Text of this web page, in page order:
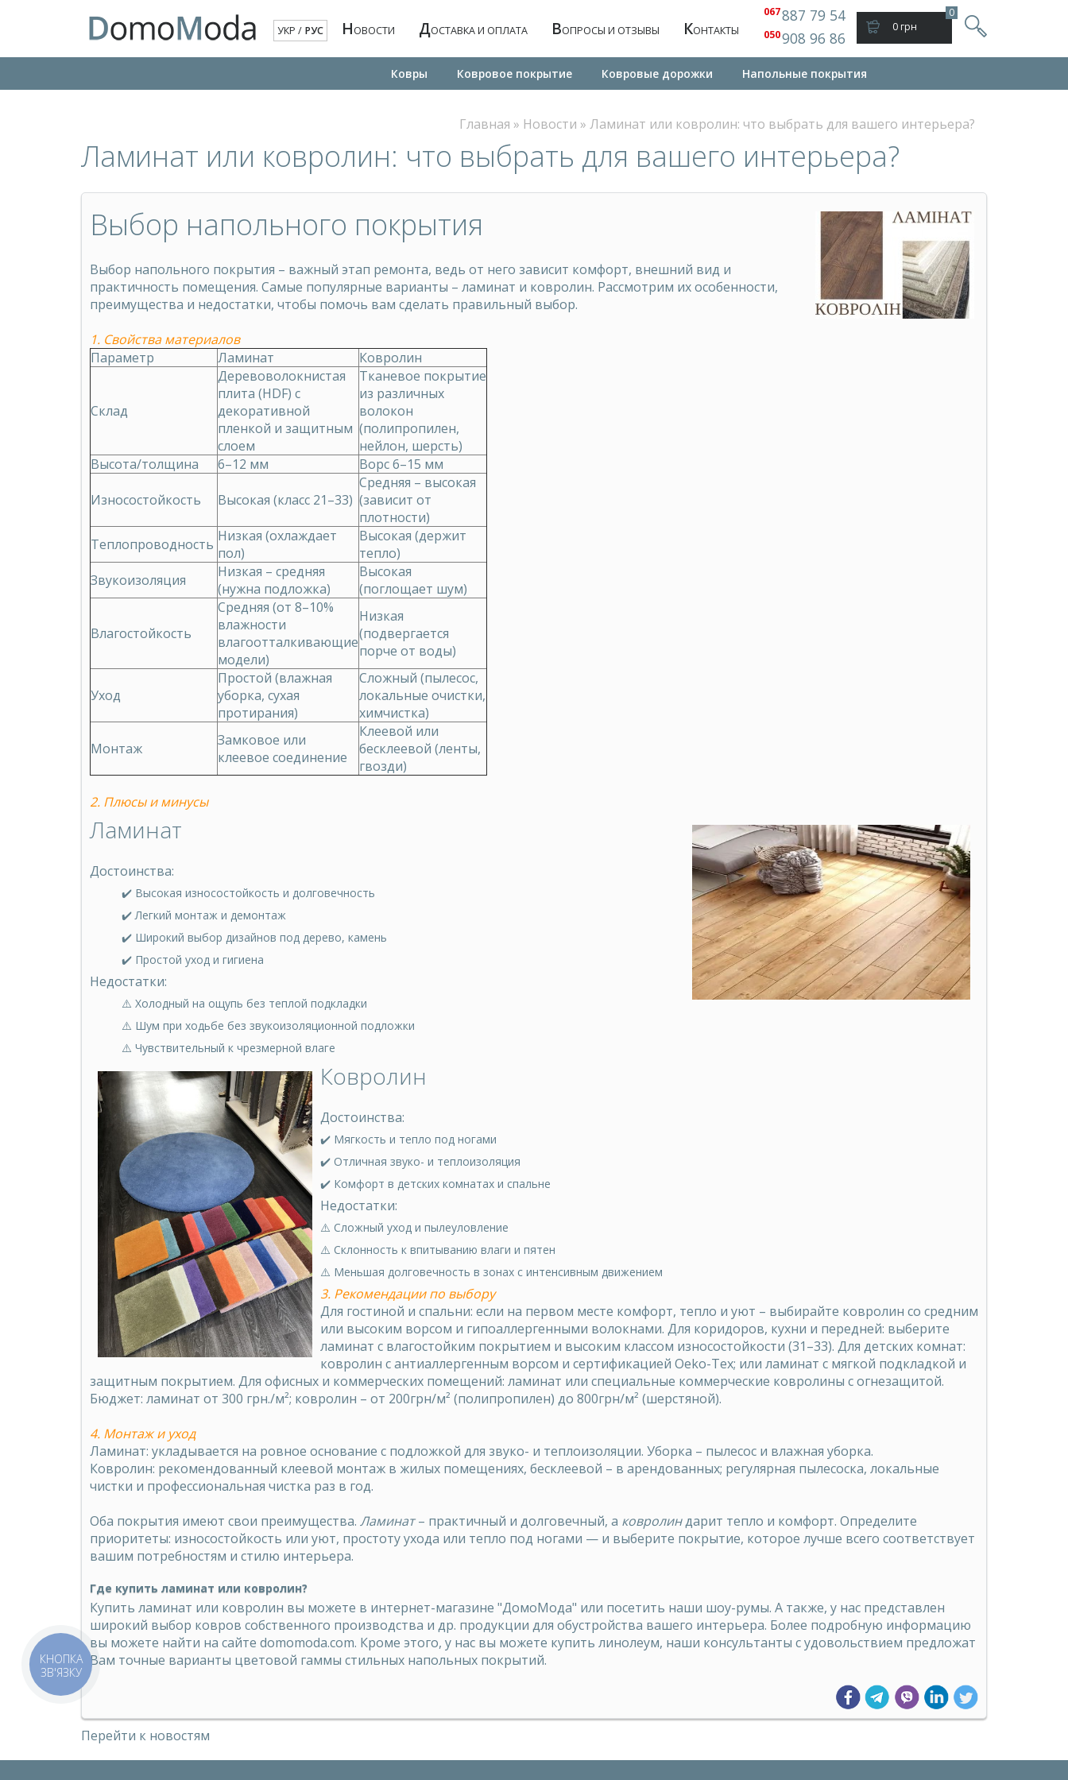
УКР / РУС НОВОСТИ ДОСТАВКА И ОПЛАТА ВОПРОСЫ И ОТЗЫВЫ КОНТАКТЫ
Ковры Ковровое покрытие Ковровые дорожки Напольные покрытия
067887 79 54
050908 96 86
0
0 грн
Главная » Новости » Ламинат или ковролин: что выбрать для вашего интерьера?
Ламинат или ковролин: что выбрать для вашего интерьера?
Выбор напольного покрытия
Выбор напольного покрытия – важный этап ремонта, ведь от него зависит комфорт, внешний вид и
практичность помещения. Самые популярные варианты – ламинат и ковролин. Рассмотрим их особенности,
преимущества и недостатки, чтобы помочь вам сделать правильный выбор.
1. Свойства материалов
Параметр
Ламинат Ковролин
Склад
Деревоволокнистая
плита (HDF) с
декоративной
пленкой и защитным
слоем
Тканевое покрытие
из различных
волокон
(полипропилен,
нейлон, шерсть)
Высота/толщина
6–12 мм Ворс 6–15 мм
Износостойкость Высокая (класс 21–33)
Средняя – высокая
(зависит от
плотности)
Теплопроводность Низкая (охлаждает
пол)
Высокая (держит
тепло)
Звукоизоляция
Низкая – средняя
(нужна подложка)
Высокая
(поглощает шум)
Влагостойкость
Средняя (от 8–10%
влажности
влагоотталкивающие
модели)
Низкая
(подвергается
порче от воды)
Уход
Простой (влажная
уборка, сухая
протирания)
Сложный (пылесос,
локальные очистки,
химчистка)
Монтаж
Замковое или
клеевое соединение
Клеевой или
бесклеевой (ленты,
гвозди)
2. Плюсы и минусы
Ламинат
Достоинства:
✔️ Высокая износостойкость и долговечность
✔️ Легкий монтаж и демонтаж
✔️ Широкий выбор дизайнов под дерево, камень
✔️ Простой уход и гигиена
Недостатки:
⚠️ Холодный на ощупь без теплой подкладки
⚠️ Шум при ходьбе без звукоизоляционной подложки
⚠️ Чувствительный к чрезмерной влаге
Ковролин
Достоинства:
✔️ Мягкость и тепло под ногами
✔️ Отличная звуко- и теплоизоляция
✔️ Комфорт в детских комнатах и ​​спальне
Недостатки:
⚠️ Сложный уход и пылеуловление
⚠️ Склонность к впитыванию влаги и пятен
⚠️ Меньшая долговечность в зонах с интенсивным движением
3. Рекомендации по выбору
Для гостиной и спальни: если на первом месте комфорт, тепло и уют – выбирайте ковролин со средним
или высоким ворсом и гипоаллергенными волокнами. Для коридоров, кухни и передней: выберите
ламинат с влагостойким покрытием и высоким классом износостойкости (31–33). Для детских комнат:
ковролин с антиаллергенным ворсом и сертификацией Oeko-Tex; или ламинат с мягкой подкладкой и
защитным покрытием. Для офисных и коммерческих помещений: ламинат или специальные коммерческие ковролины с огнезащитой.
Бюджет: ламинат от 300 грн./м²; ковролин – от 200грн/м² (полипропилен) до 800грн/м² (шерстяной).
4. Монтаж и уход
Ламинат: укладывается на ровное основание с подложкой для звуко- и теплоизоляции. Уборка – пылесос и влажная уборка.
Ковролин: рекомендованный клеевой монтаж в жилых помещениях, бесклеевой – в арендованных; регулярная пылесоска, локальные
чистки и профессиональная чистка раз в год.
Оба покрытия имеют свои преимущества. Ламинат– практичный и долговечный, а ковролиндарит тепло и комфорт. Определите
приоритеты: износостойкость или уют, простоту ухода или тепло под ногами — и выберите покрытие, которое лучше всего соответствует
вашим потребностям и стилю интерьера.
Где купить ламинат или ковролин?
Купить ламинат или ковролин вы можете в интернет-магазине "ДомоМода" или посетить наши шоу-румы. А также, у нас представлен
широкий выбор ковров собственного производства и др. продукции для обустройства вашего интерьера. Более подробную информацию
вы можете найти на сайте domomoda.com. Кроме этого, у нас вы можете купить линолеум, наши консультанты с удовольствием предложат
Вам точные варианты цветовой гаммы стильных напольных покрытий.
Перейти к новостям
КНОПКА
ЗВ'ЯЗКУ